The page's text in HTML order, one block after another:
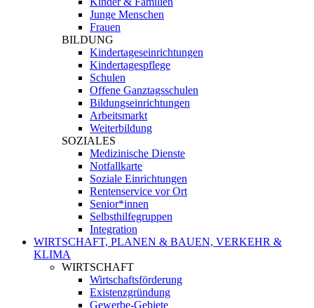
Junge Menschen
Frauen
BILDUNG
Kindertageseinrichtungen
Kindertagespflege
Schulen
Offene Ganztagsschulen
Bildungseinrichtungen
Arbeitsmarkt
Weiterbildung
SOZIALES
Medizinische Dienste
Notfallkarte
Soziale Einrichtungen
Rentenservice vor Ort
Senior*innen
Selbsthilfegruppen
Integration
WIRTSCHAFT, PLANEN & BAUEN, VERKEHR &
KLIMA
WIRTSCHAFT
Wirtschaftsförderung
Existenzgründung
Gewerbe-Gebiete